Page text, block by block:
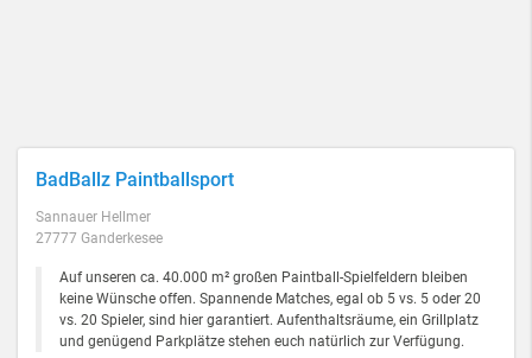
BadBallz Paintballsport
Sannauer Hellmer
27777 Ganderkesee
Auf unseren ca. 40.000 m² großen Paintball-Spielfeldern bleiben
keine Wünsche offen. Spannende Matches, egal ob 5 vs. 5 oder 20
vs. 20 Spieler, sind hier garantiert. Aufenthaltsräume, ein Grillplatz
und genügend Parkplätze stehen euch natürlich zur Verfügung.